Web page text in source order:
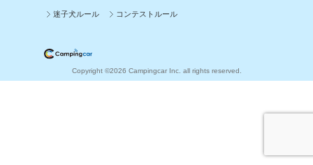
迷子犬ルール コンテストルール
Copyright ©2026 Campingcar Inc. all rights reserved.